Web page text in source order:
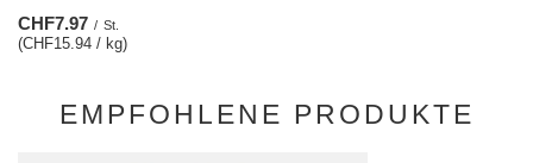
CHF7.97 / St.
(CHF15.94 / kg)
EMPFOHLENE PRODUKTE